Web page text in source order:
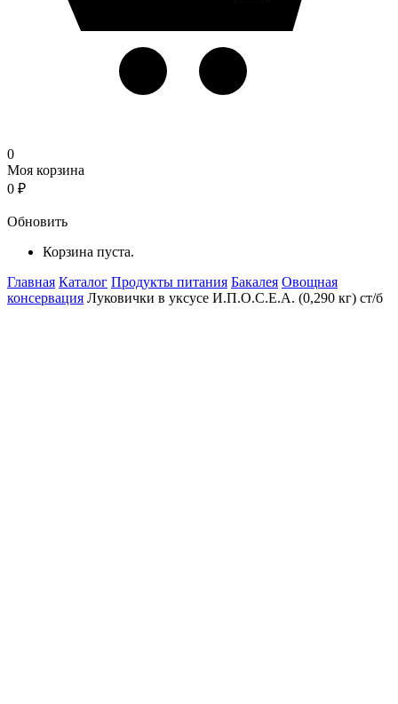
0
Моя корзина
0 ₽
Обновить
Корзина пуста.
Главная Каталог Продукты питания Бакалея Овощная
консервация Луковички в уксусе И.П.О.С.Е.А. (0,290 кг) ст/б